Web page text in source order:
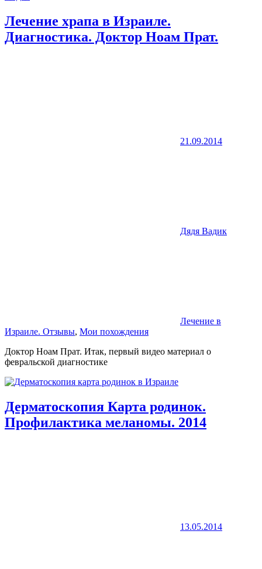
Лечение храпа в Израиле.
Диагностика. Доктор Ноам Прат.
21.09.2014
Дядя Вадик
Лечение в
Израиле. Отзывы, Мои похождения
Доктор Ноам Прат. Итак, первый видео материал о
февральской диагностике
Дерматоскопия Карта родинок.
Профилактика меланомы. 2014
13.05.2014